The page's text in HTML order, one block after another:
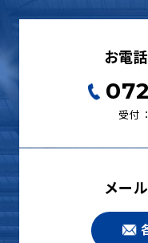
お電
受付
メー